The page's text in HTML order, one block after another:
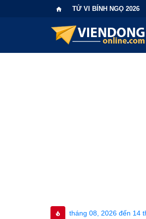
TỬ VI BÍNH NGỌ 2026
08, 2026 đến 14 tháng 08, 2026 •